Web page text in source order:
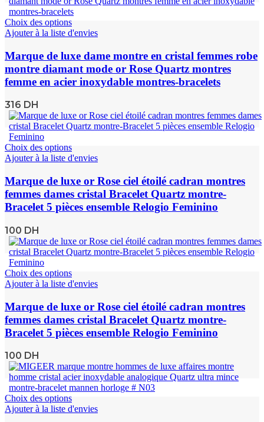
Choix des options
Ajouter à la liste d'envies
Marque de luxe dame montre en cristal femmes robe
montre diamant mode or Rose Quartz montres
femme en acier inoxydable montres-bracelets
316 DH
Choix des options
Ajouter à la liste d'envies
Marque de luxe or Rose ciel étoilé cadran montres
femmes dames cristal Bracelet Quartz montre-
Bracelet 5 pièces ensemble Relogio Feminino
100 DH
Choix des options
Ajouter à la liste d'envies
Marque de luxe or Rose ciel étoilé cadran montres
femmes dames cristal Bracelet Quartz montre-
Bracelet 5 pièces ensemble Relogio Feminino
100 DH
Choix des options
Ajouter à la liste d'envies